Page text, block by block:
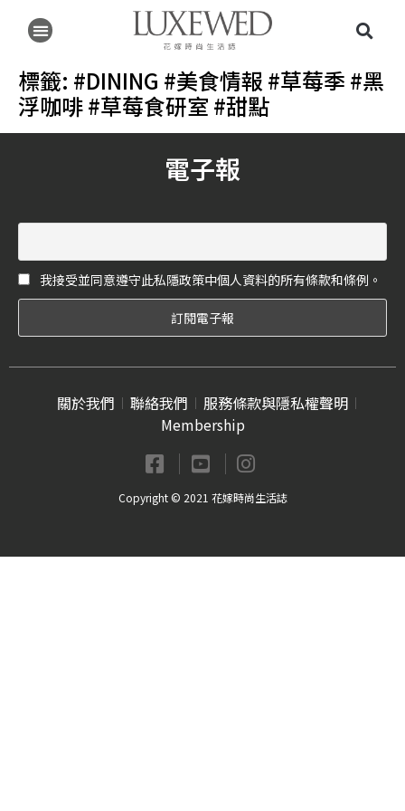
標籤: #DINING #美食情報 #草莓季 #黑
浮咖啡 #草莓食研室 #甜點
電子報
我接受並同意遵守此私隱政策中個人資料的所有條款和條例。
關於我們 聯絡我們
服務條款與隱私權聲明
Membership
Copyright © 2021 花嫁時尚生活誌